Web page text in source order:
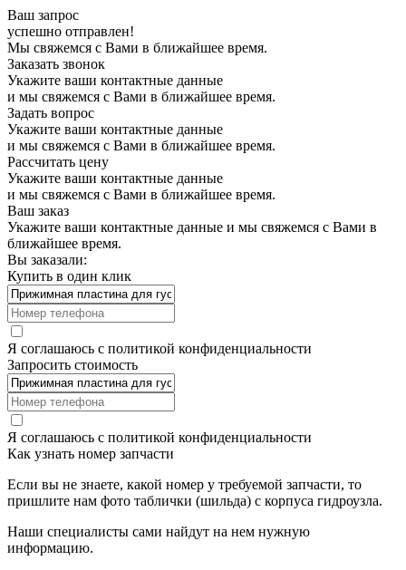
Ваш запрос
успешно отправлен!
Мы свяжемся с Вами в ближайшее время.
Заказать звонок
Укажите ваши контактные данные
и мы свяжемся с Вами в ближайшее время.
Задать вопрос
Укажите ваши контактные данные
и мы свяжемся с Вами в ближайшее время.
Рассчитать цену
Укажите ваши контактные данные
и мы свяжемся с Вами в ближайшее время.
Ваш заказ
Укажите ваши контактные данные и мы свяжемся с Вами в
ближайшее время.
Вы заказали:
Купить в один клик
Я соглашаюсь с политикой конфиденциальности
Запросить стоимость
Я соглашаюсь с политикой конфиденциальности
Как узнать номер запчасти
Если вы не знаете, какой номер у требуемой запчасти, то
пришлите нам фото таблички (шильда) с корпуса гидроузла.
Наши специалисты сами найдут на нем нужную
информацию.